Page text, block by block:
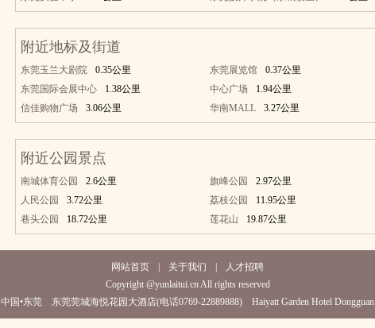
附近地标及街道
东莞玉兰大剧院 0.35公里 东莞展览馆 0.37公里
东莞国际会展中心
1.38公里 中心广场 1.94公里
信佳购物广场
3.06公里 华南MALL 3.27公里
附近公园景点
南城体育公园 2.6公里 旗峰公园 2.97公里
人民公园
3.72公里 荔枝公园 11.95公里
巷头公园
18.72公里 莲花山 19.87公里
网站首页 关于我们
人才招聘
Copyright @yunlaitui.cn All rights reserved
中国•东莞 东莞莞城海悦花园大酒店(电话0769-22889888) Haiyatt Garden Hotel Dongguan